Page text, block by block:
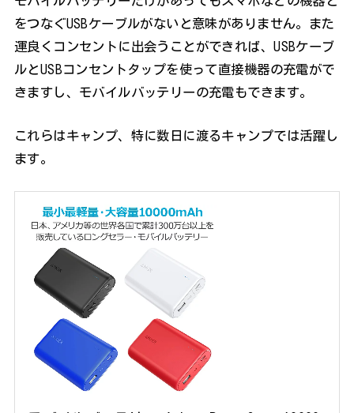
をつなぐUSBケーブルがないと意味がありません。また
運良くコンセントに出会うことができれば、USBケーブ
ルとUSBコンセントタップを使って直接機器の充電がで
きますし、モバイルバッテリーの充電もできます。
これらはキャンプ、特に数日に渡るキャンプでは活躍し
ます。